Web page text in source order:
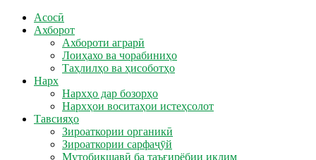
Асосӣ
Ахборот
Ахбороти аграрӣ
Лоиҳахо ва чорабиниҳо
Таҳлилҳо ва ҳисоботҳо
Нарх
Нархҳо дар бозорҳо
Нархҳои воситаҳои истеҳсолот
Тавсияҳо
Зироаткории органикӣ
Зироаткории сарфаҷӯй
Мутобиқшавӣ ба таъғирёбии иқлим